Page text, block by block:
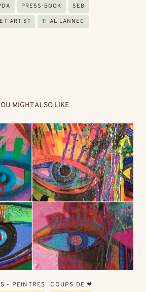
PRESS-BOOK SEB
ARTIST TI AL LANNEC
MIGHT ALSO LIKE
- PEINTRES COUPS DE ❤